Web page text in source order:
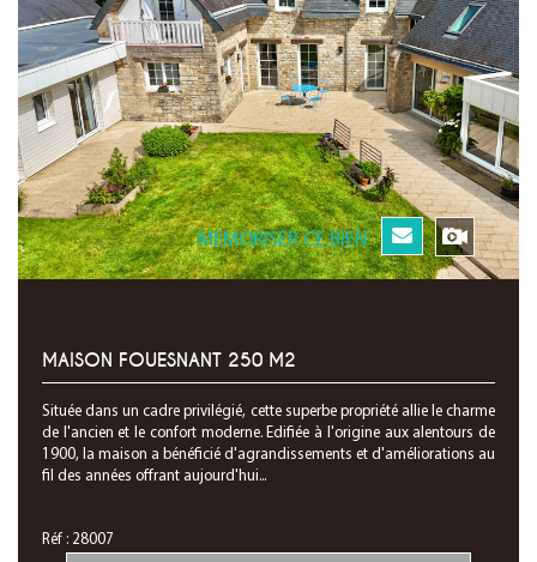
MEMORISER CE BIEN
MAISON FOUESNANT 250 M2
Située dans un cadre privilégié, cette superbe propriété allie le charme
de l'ancien et le confort moderne. Edifiée à l'origine aux alentours de
1900, la maison a bénéficié d'agrandissements et d'améliorations au
fil des années offrant aujourd'hui...
Réf : 28007